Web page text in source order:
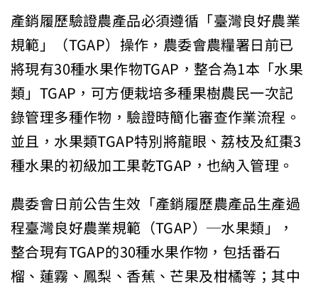
產銷履歷驗證農產品必須遵循「臺灣良好農業
規範」（TGAP）操作，農委會農糧署日前已
將現有30種水果作物TGAP，整合為1本「水果
類」TGAP，可方便栽培多種果樹農民一次記
錄管理多種作物，驗證時簡化審查作業流程。
並且，水果類TGAP特別將龍眼、荔枝及紅棗3
種水果的初級加工果乾TGAP，也納入管理。
農委會日前公告生效「產銷履歷農產品生產過
程臺灣良好農業規範（TGAP）─水果類」，
整合現有TGAP的30種水果作物，包括番石
榴、蓮霧、鳳梨、香蕉、芒果及柑橘等；其中